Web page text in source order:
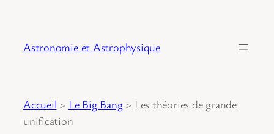
Astronomie et Astrophysique
Accueil > Le Big Bang> Les théories de grande
unification